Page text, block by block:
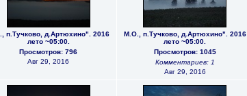
п.Тучково, д.Артюхино". 2016
лето ~05:00.
Просмотров: 796
Авг 29, 2016
М.О., п.Тучково, д.Артюхино". 2016
лето ~05:00.
Просмотров: 1045
Комментариев: 1
Авг 29, 2016